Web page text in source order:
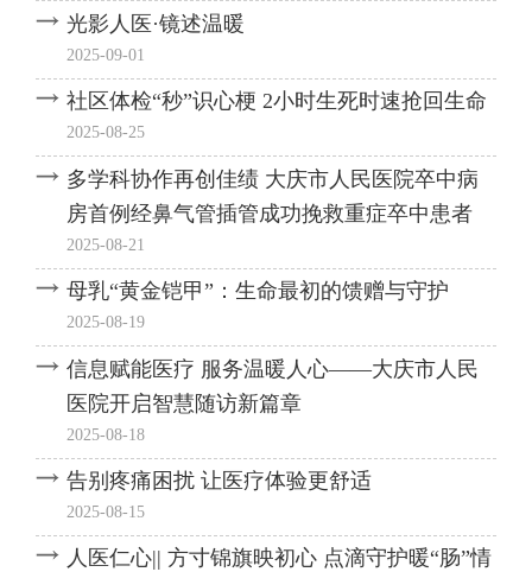
光影人医·镜述温暖
2025-09-01
社区体检“秒”识心梗 2小时生死时速抢回生命
2025-08-25
多学科协作再创佳绩 大庆市人民医院卒中病
房首例经鼻气管插管成功挽救重症卒中患者
2025-08-21
母乳“黄金铠甲”：生命最初的馈赠与守护
2025-08-19
信息赋能医疗 服务温暖人心——大庆市人民
医院开启智慧随访新篇章
2025-08-18
告别疼痛困扰 让医疗体验更舒适
2025-08-15
人医仁心|| 方寸锦旗映初心 点滴守护暖“肠”情